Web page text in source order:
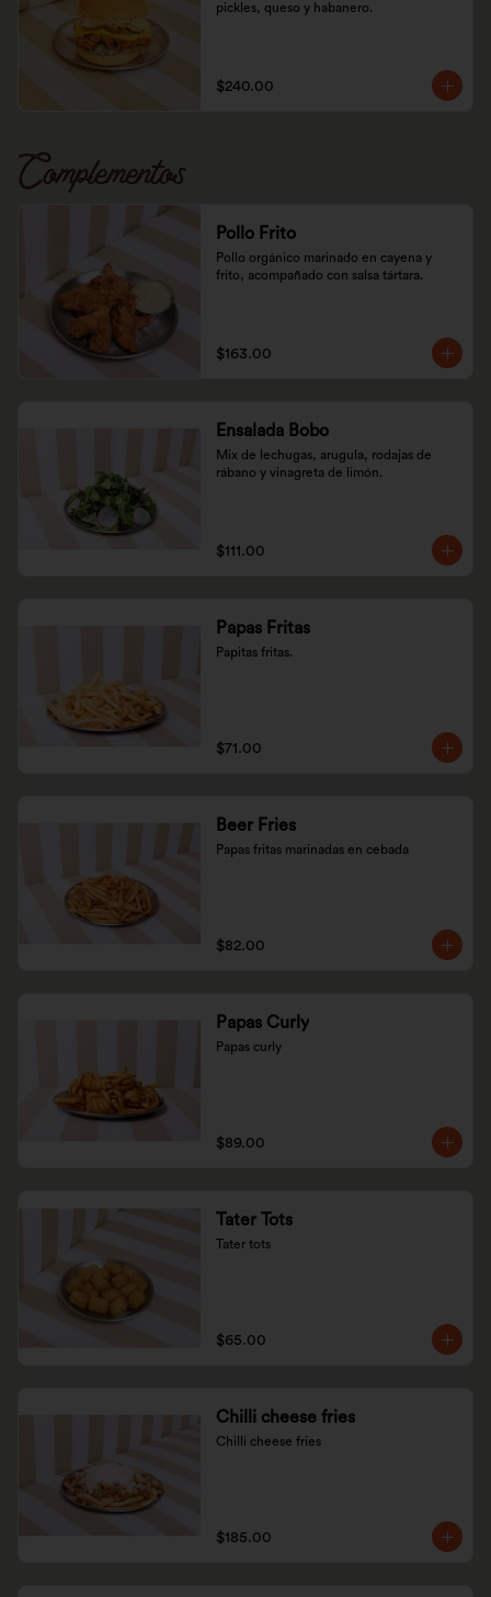
pickles, queso y habanero.
$240.00
Complementos
Pollo Frito
Pollo orgánico marinado en cayena y
frito, acompañado con salsa tártara.
$163.00
Ensalada Bobo
Mix de lechugas, arugula, rodajas de
rábano y vinagreta de limón.
$111.00
Papas Fritas
Papitas fritas.
$71.00
Beer Fries
Papas fritas marinadas en cebada
$82.00
Papas Curly
Papas curly
$89.00
Tater Tots
Tater tots
$65.00
Chilli cheese fries
Chilli cheese fries
$185.00